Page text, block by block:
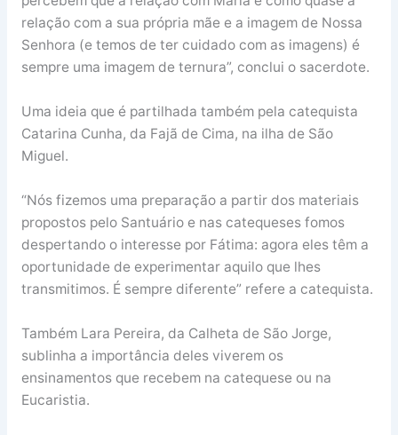
relação com a sua própria mãe e a imagem de Nossa
Senhora (e temos de ter cuidado com as imagens) é
sempre uma imagem de ternura”, conclui o sacerdote.
Uma ideia que é partilhada também pela catequista
Catarina Cunha, da Fajã de Cima, na ilha de São
Miguel.
“Nós fizemos uma preparação a partir dos materiais
propostos pelo Santuário e nas catequeses fomos
despertando o interesse por Fátima: agora eles têm a
oportunidade de experimentar aquilo que lhes
transmitimos. É sempre diferente” refere a catequista.
Também Lara Pereira, da Calheta de São Jorge,
sublinha a importância deles viverem os
ensinamentos que recebem na catequese ou na
Eucaristia.